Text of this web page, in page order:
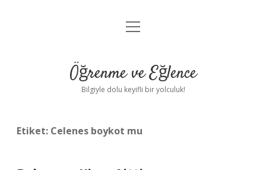
Anasayfa
Yasal Uyarı
menüyü
Öğrenme ve Eğlence
Bilgiyle dolu keyifli bir yolculuk!
Etiket: Celenes boykot mu